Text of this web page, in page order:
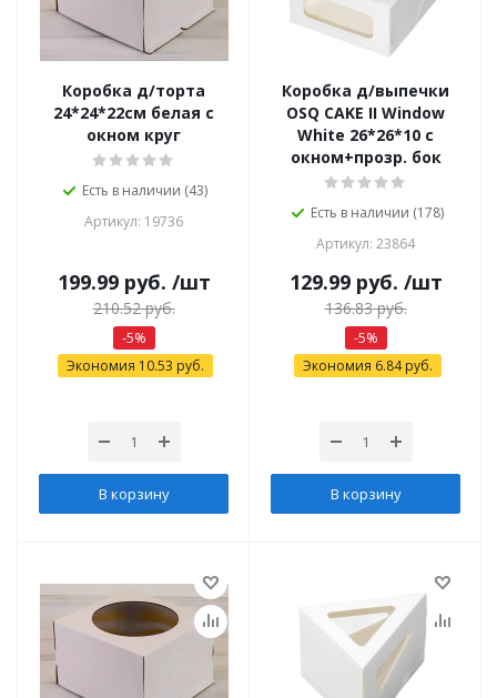
Коробка д/торта
24*24*22см белая с
окном круг
Есть в наличии (43)
Артикул: 19736
199.99руб. /шт
210.52руб.
-5%
Экономия 10.53 руб.
В корзину
Коробка д/выпечки
OSQ CAKE II Window
White 26*26*10 с
окном+прозр. бок
Есть в наличии (178)
Артикул: 23864
129.99руб. /шт
136.83руб.
-5%
Экономия 6.84руб.
В корзину